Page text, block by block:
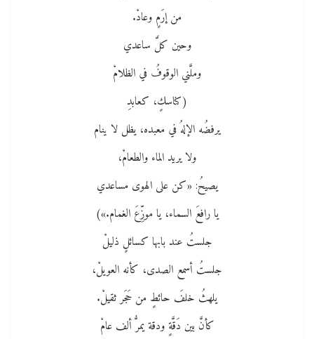
من إرَمٍ وعادْ.
وحين كلَّ ساعدي
وملَّني الوقوفُ في الظلامْ
(كناسكٍ، كعابدِ
يرفضُه الإلهُ في معبده، يظل لا ينام
ولا يريد الماء والطعامْ،
يصيحُ: «كن على الهوى مساعدي
يا رافعَ السماء، يا موزِّعَ الغمام.»)
جلستُ عند بابها كسائلٍ ذليلْ
جلستُ أسمع الصدى، كأنه العويلْ،
يلهثُ خلفَ حائطٍ من حَجَر ثقيلْ.
كأنَّ بين دَقَّةٍ ودقة يمرُّ ألف عامْ